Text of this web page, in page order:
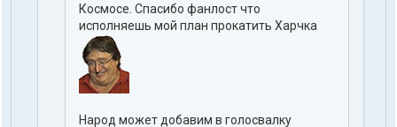
Космосе. Спасибо фанлост что
исполняешь мой план прокатить Харчка
Народ может добавим в голосвалку